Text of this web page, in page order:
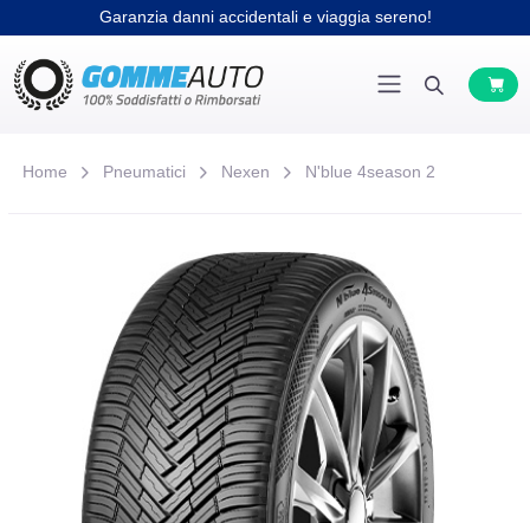
Garanzia danni accidentali e viaggia sereno!
Home Pneumatici Nexen N'blue 4season 2